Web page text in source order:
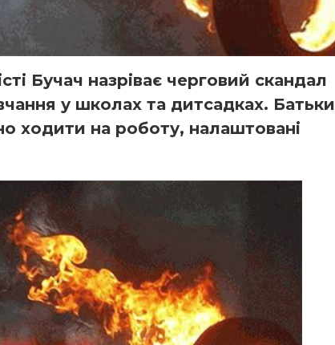
Бучач назріває черговий скандал
у школах та дитсадках. Батьки
ходити на роботу, налаштовані